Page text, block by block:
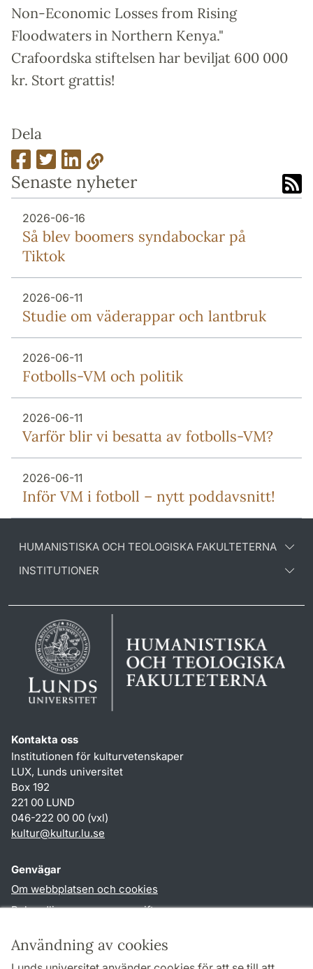
Användning av cookies
Non-Economic Losses from Rising
Floodwaters in Northern Kenya."
Crafoordska stiftelsen har beviljat 600 000
kr. Stort grattis!
Dela
Senaste nyheter
2026-06-16
Så blev boomers syndabockar på
Tiktok
2026-06-11
Studie om väderappar och lantbruk
2026-06-11
Fotbolls-VM och politik
2026-06-11
Varför blir vi besatta av fotbolls-VM?
2026-06-11
Inför VM i fotboll – nytt poddavsnitt!
HUMANISTISKA OCH TEOLOGISKA FAKULTETERNA
INSTITUTIONER
Kontakta oss
Institutionen för kulturvetenskaper
LUX, Lunds universitet
Box 192
221 00 LUND
046-222 00 00 (vxl)
kultur@kultur.lu.se
Genvägar
Om webbplatsen och cookies
Behandling av personuppgifter
TYPO3-login